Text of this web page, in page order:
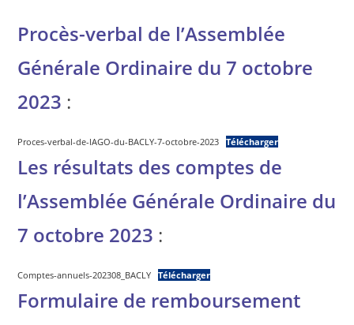
Procès-verbal de l’Assemblée
Générale Ordinaire du 7 octobre
2023 :
Proces-verbal-de-lAGO-du-BACLY-7-octobre-2023 Télécharger
Les résultats des comptes de
l’Assemblée Générale Ordinaire du
7 octobre 2023 :
Comptes-annuels-202308_BACLY Télécharger
Formulaire de remboursement